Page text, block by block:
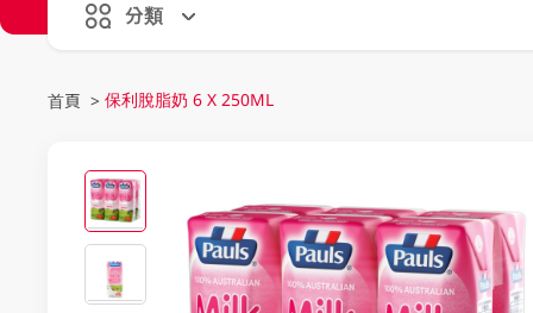
分類
首頁 > 保利脫脂奶 6 X 250ML